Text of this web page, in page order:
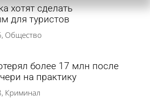
хотят сделать
для туристов
Общество
более 17 млн после
на практику
Криминал